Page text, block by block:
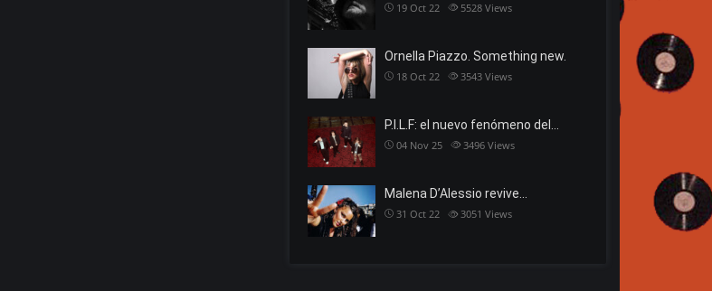
19 Oct 22 5528 Views
Ornella Piazzo. Something new.
18 Oct 22 3543 Views
P.I.L.F: el nuevo fenómeno del…
04 Nov 25 3496 Views
Malena D’Alessio revive…
31 Oct 22 3051 Views